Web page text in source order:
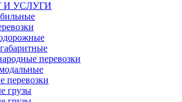
И УСЛУГИ
перевозки
перевозки
грузы